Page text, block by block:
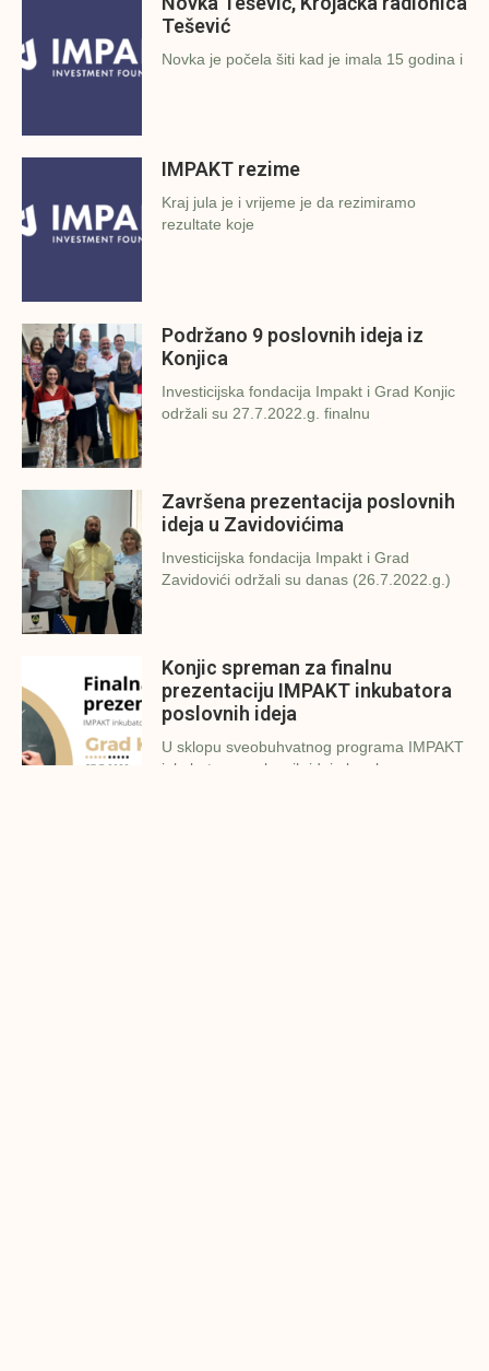
Tešević
Novka je počela šiti kad je imala 15 godina i
IMPAKT rezime
Kraj jula je i vrijeme je da rezimiramo
rezultate koje
Podržano 9 poslovnih ideja iz
Konjica
Investicijska fondacija Impakt i Grad Konjic
održali su 27.7.2022.g. finalnu
Završena prezentacija poslovnih
ideja u Zavidovićima
Investicijska fondacija Impakt i Grad
Zavidovići održali su danas (26.7.2022.g.)
Konjic spreman za finalnu
prezentaciju IMPAKT inkubatora
poslovnih ideja
U sklopu sveobuhvatnog programa IMPAKT
inkubatora poslovnih ideja kao kruna